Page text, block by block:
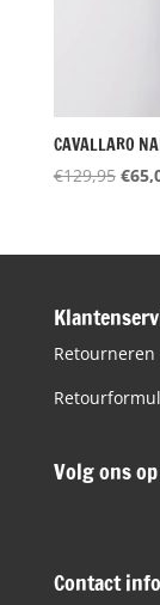
CAVALLARO
€129,95 €
Volg ons
Contact info